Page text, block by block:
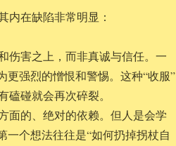
内在缺陷非常明显：
伤害之上，而非真诚与信任。一
更强烈的憎恨和警惕。这种“收服”
碰就会再次碎裂。
面的、绝对的依赖。但人是会学
一个想法往往是“如何扔掉拐杖自